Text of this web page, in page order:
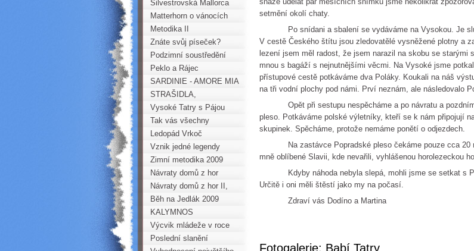
setmění okolí chaty.
Po snídani a sbalení se vydáváme na Vysokou. Je
V cestě Českého štítu jsou zledovatělé vysněžené plotny a
lezení jsem měl radost, že jsem narazil na skobu se
mnou s bagáží s nejnutnějšími věcmi. Na Vysoké jsme
přístupové cestě potkáváme dva Poláky. Koukali na náš
na tři vodní plochy pod námi. Prví neznám, ale následovalo
Opět při sestupu nespěcháme a po návratu a pozdním
pleso. Potkáváme polské výletníky, kteří se k nám připojují
skupinek. Spěcháme, protože nemáme ponětí o odjezdech.
Na zastávce Popradské pleso čekáme pouze cca 20
mně oblíbené Slavii, kde nevařili, vyhlášenou horolezeckou
Kdyby náhoda nebyla slepá, mohli jsme se setkat s
Určitě i oni měli štěstí jako my na počasí.
Zdraví vás Dodíno a Martina
Fotogalerie: Babí Tatry
a vozembouši
Silvestrovská Mallorca
Matterhorn o vánocích
Metodika II
Znáte svůj píseček?
Podzimní soustředění
mládeže
Peklo a Rájec
SARDINIE - AMORE MIA
STRAŠIDLA,
KŘEMENÁČ A HALDA
DĚTÍ
Vysoké Tatry s Pájou
Tak vás všechny
zdravím, Pepíno
Ledopád Vrkoč
Vznik jedné legendy
Zimní metodika 2009
Návraty domů z hor
Návraty domů z hor II,
tentokrát z Korsiky
Běh na Jedlák 2009
KALYMNOS
Výcvik mládeže v roce
2009
Poslední slanění